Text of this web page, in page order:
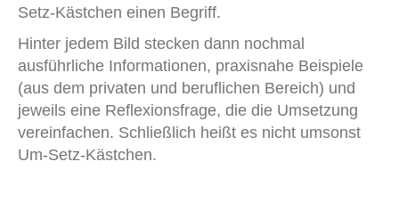
Setz-Kästchen einen Begriff.
Hinter jedem Bild stecken dann nochmal
ausführliche Informationen, praxisnahe Beispiele
(aus dem privaten und beruflichen Bereich) und
jeweils eine Reflexionsfrage, die die Umsetzung
vereinfachen. Schließlich heißt es nicht umsonst
Um-Setz-Kästchen.